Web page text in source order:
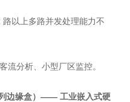
以上多路并发处理能力不
流分析、小型厂区监控。
边缘盒）—— 工业嵌入式硬